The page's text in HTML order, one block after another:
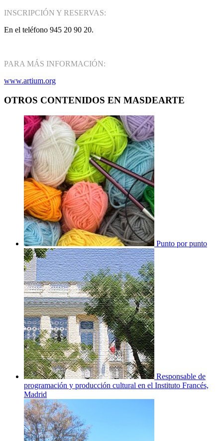
INSCRIPCIÓN Y RESERVAS:
En el teléfono 945 20 90 20.
PARA MÁS INFORMACIÓN:
www.artium.org
OTROS CONTENIDOS EN MASDEARTE
Punto por punto
Responsable de
programación y producción cultural en el Instituto Francés,
Madrid